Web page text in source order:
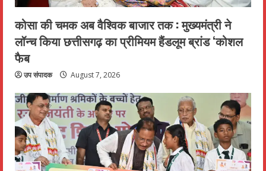
कोसा की चमक अब वैश्विक बाजार तक : मुख्यमंत्री ने
लॉन्च किया छत्तीसगढ़ का प्रीमियम हैंडलूम ब्रांड ‘कोशल
फैब
उप संपादक August 7, 2026